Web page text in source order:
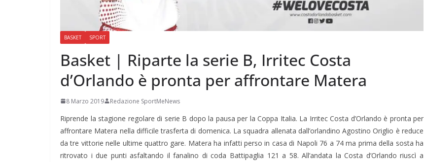
BASKET SPORT
Basket | Riparte la serie B, Irritec Costa
d’Orlando è pronta per affrontare Matera
8 Marzo 2019 Redazione SportMeNews
Riprende la stagione regolare di serie B dopo la pausa per la Coppa Italia. La Irritec Costa d’Orlando è pronta per
affrontare Matera nella difficile trasferta di domenica. La squadra allenata dall’orlandino Agostino Origlio è reduce
da tre vittorie nelle ultime quattro gare. Matera ha infatti perso in casa di Napoli 76 a 74 ma prima della sosta ha
ritrovato i due punti asfaltando il fanalino di coda Battipaglia 121 a 58. All’andata la Costa d’Orlando riuscì a